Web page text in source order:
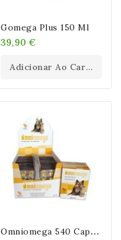
Gomega Plus 150 Ml
39,90 €
Adicionar Ao Carrinho
O
Mniomega 540 Capsulas